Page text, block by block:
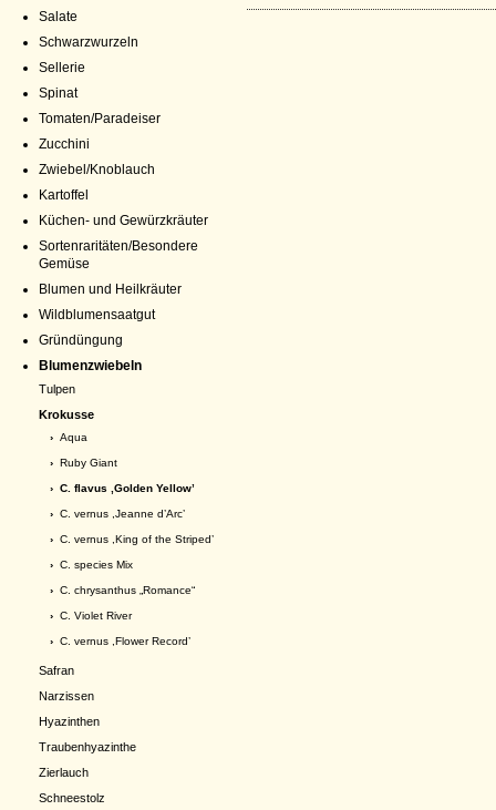
Salate
Schwarzwurzeln
Sellerie
Spinat
Tomaten/Paradeiser
Zucchini
Zwiebel/Knoblauch
Kartoffel
Küchen- und Gewürzkräuter
Sortenraritäten/Besondere
Gemüse
Blumen und Heilkräuter
Wildblumensaatgut
Gründüngung
Blumenzwiebeln
Tulpen
Krokusse
› Aqua
› Ruby Giant
› C. flavus ,Golden Yellow’
› C. vernus ,Jeanne d’Arc’
› C. vernus ,King of the Striped’
› C. species Mix
› C. chrysanthus „Romance“
› C. Violet River
› C. vernus ,Flower Record’
Safran
Narzissen
Hyazinthen
Traubenhyazinthe
Zierlauch
Schneestolz